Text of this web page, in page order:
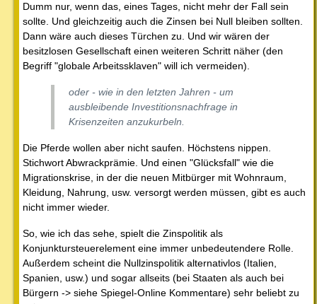
Dumm nur, wenn das, eines Tages, nicht mehr der Fall sein
sollte. Und gleichzeitig auch die Zinsen bei Null bleiben sollten.
Dann wäre auch dieses Türchen zu. Und wir wären der
besitzlosen Gesellschaft einen weiteren Schritt näher (den
Begriff "globale Arbeitssklaven" will ich vermeiden).
oder - wie in den letzten Jahren - um
ausbleibende Investitionsnachfrage in
Krisenzeiten anzukurbeln.
Die Pferde wollen aber nicht saufen. Höchstens nippen.
Stichwort Abwrackprämie. Und einen "Glücksfall" wie die
Migrationskrise, in der die neuen Mitbürger mit Wohnraum,
Kleidung, Nahrung, usw. versorgt werden müssen, gibt es auch
nicht immer wieder.
So, wie ich das sehe, spielt die Zinspolitik als
Konjunktursteuerelement eine immer unbedeutendere Rolle.
Außerdem scheint die Nullzinspolitik alternativlos (Italien,
Spanien, usw.) und sogar allseits (bei Staaten als auch bei
Bürgern -> siehe Spiegel-Online Kommentare) sehr beliebt zu